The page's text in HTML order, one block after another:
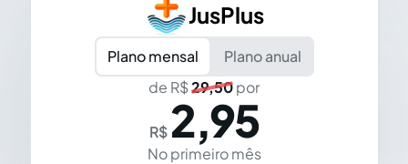
JusPlus
Plano mensal
Plano anual
de R$29,50por
R$ 2,95
No primeiro mês